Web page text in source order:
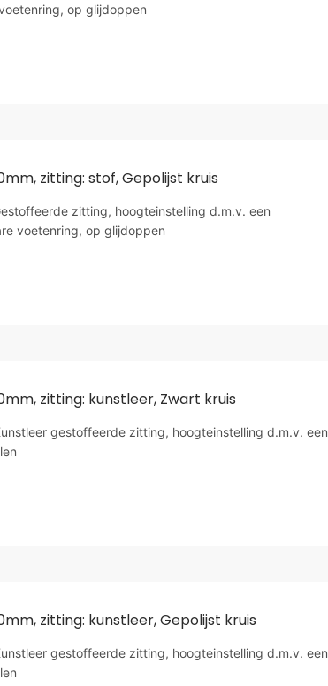
op glijdoppen
zitting: stof, Gepolijst kruis
zitting, hoogteinstelling d.m.v. een
voetenring, op glijdoppen
zitting: kunstleer, Zwart kruis
gestoffeerde zitting, hoogteinstelling d.m.v. een
zitting: kunstleer, Gepolijst kruis
gestoffeerde zitting, hoogteinstelling d.m.v. een